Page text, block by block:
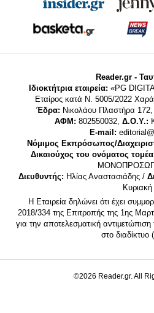
Reader.gr -
Ιδιοκτήτρια εταιρεία: «PG
Εταίρος κατά Ν. 5005/2022
Έδρα: Νικολάου Πλαστήρα 172,
ΑΦΜ: 802550032, Δ.Ο.Υ.:
E-mail:
Νόμιμος Εκπρόσωπος/
Δικαιούχος του ονόματος
Διευθυντής: Ηλίας Αναστασιάδης /
Κυριακή
Η Εταιρεία δηλώνει ότι έχει
2018/334 της Επιτροπής της 1ης
για την αποτελεσματική
στο διαδίκτυο
©2026 Reader.gr. All